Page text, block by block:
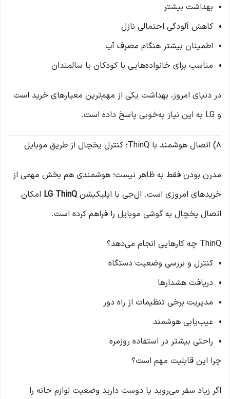
بهداشت بیشتر
کاهش آلودگی احتمالی نازل
اطمینان بیشتر هنگام مصرف آب
مناسب برای خانواده‌هایی با کودکان یا سالمندان
در دنیای امروز، بهداشت یکی از مهم‌ترین معیارهای خرید است
و LG به این نیاز به‌خوبی پاسخ داده است.
8) اتصال هوشمند با ThinQ؛ کنترل یخچال از طریق موبایل
مدرن بودن فقط به ظاهر نیست؛ هوشمندی هم بخش مهمی از
خریدهای امروزی است. ال‌جی با اپلیکیشن LG ThinQ امکان
اتصال یخچال به گوشی موبایل را فراهم کرده است.
ThinQ چه کارهایی انجام می‌دهد؟
کنترل و بررسی وضعیت دستگاه
دریافت هشدارها
مدیریت برخی تنظیمات از راه دور
عیب‌یابی هوشمند
راحتی بیشتر در استفاده روزمره
چرا این قابلیت مهم است؟
اگر زیاد سفر می‌روید یا دوست دارید وضعیت لوازم خانه را